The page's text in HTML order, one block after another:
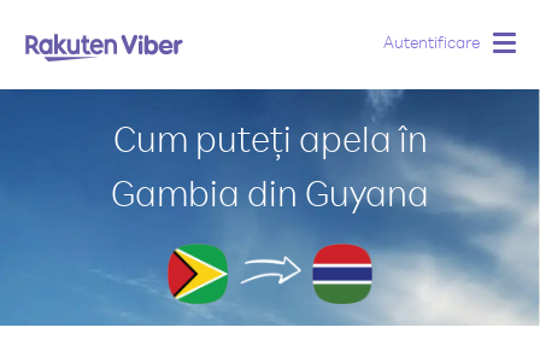
Autentificare
Cum puteți apela în
Gambia din Guyana